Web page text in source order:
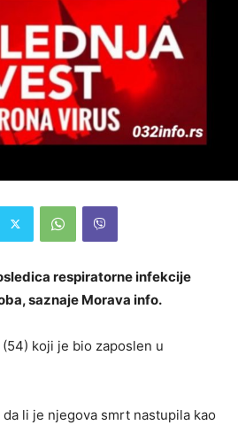
respiratorne infekcije
saznaje Morava info.
koji je bio zaposlen u
li je njegova smrt nastupila kao